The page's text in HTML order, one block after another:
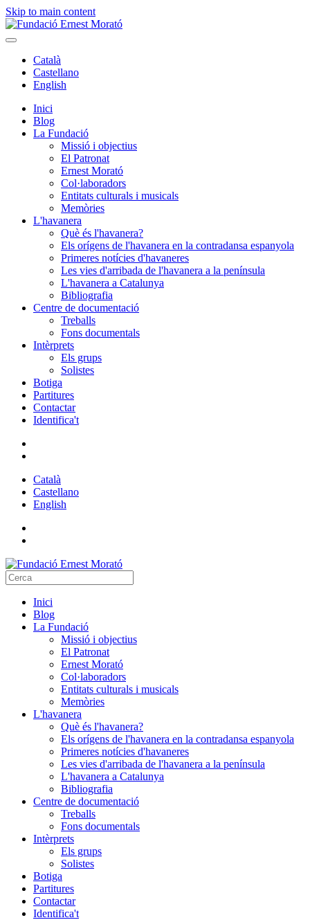
Skip to main content
Català
Castellano
English
Inici
Blog
La Fundació
Missió i objectius
El Patronat
Ernest Morató
Col·laboradors
Entitats culturals i musicals
Memòries
L'havanera
Què és l'havanera?
Els orígens de l'havanera en la contradansa espanyola
Primeres notícies d'havaneres
Les vies d'arribada de l'havanera a la península
L'havanera a Catalunya
Bibliografia
Centre de documentació
Treballs
Fons documentals
Intèrprets
Els grups
Solistes
Botiga
Partitures
Contactar
Identifica't
Català
Castellano
English
Inici
Blog
La Fundació
Missió i objectius
El Patronat
Ernest Morató
Col·laboradors
Entitats culturals i musicals
Memòries
L'havanera
Què és l'havanera?
Els orígens de l'havanera en la contradansa espanyola
Primeres notícies d'havaneres
Les vies d'arribada de l'havanera a la península
L'havanera a Catalunya
Bibliografia
Centre de documentació
Treballs
Fons documentals
Intèrprets
Els grups
Solistes
Botiga
Partitures
Contactar
Identifica't